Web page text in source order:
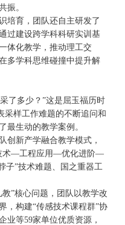
振。
育，团队还自主研发了
过建设跨学科科研实训基
体化教学，推动理工交
多学科思维碰撞中提升解
了多少？”这是屈玉福历时
采样工作难题的不断追问和
最生动的教学案例。
新产学融合教学模式，
术—工程应用—优化进阶—
子”技术难题、国之重器工
”核心问题，团队以教学改
，构建“传感技术课程群”协
业等59家单位优质资源，